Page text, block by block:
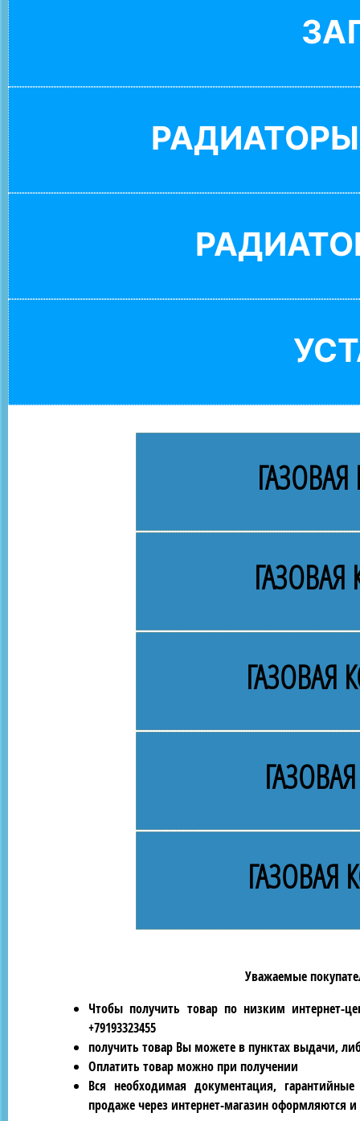
ГАЗОВАЯ
ГАЗОВАЯ
ГАЗОВАЯ
Уважаемые
Чтобы получить товар по низким интернет-
+79193323455
получить товар Вы можете в пунктах выдачи,
Оплатить товар можно при получении
Вся необходимая документация,
продаже через интернет-магазин оформляются